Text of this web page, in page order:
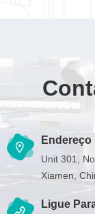
Endereço
Unit 301,
Xiamen,
Ligue